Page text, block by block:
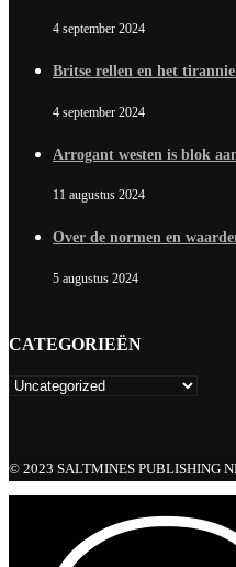
4 september 2024
Britse rellen en het
4 september 2024
Arrogant westen is blok
11 augustus 2024
Over de normen en
5 augustus 2024
CATEGORIEËN
© 2023 SALTMINES PUBLISHING